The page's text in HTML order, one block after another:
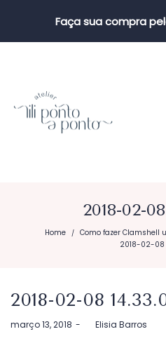
Faça sua compra
2018-02-
Home / Como fazer Clamshell
2018-02-08
2018-02-08
Postado
março 13, 2018 byElisia Barros